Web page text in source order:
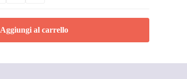
Aggiungi al carrello